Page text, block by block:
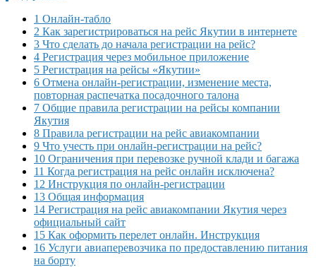
1 Онлайн-табло
2 Как зарегистрироваться на рейс Якутии в интернете
3 Что сделать до начала регистрации на рейс?
4 Регистрация через мобильное приложение
5 Регистрация на рейсы «Якутии»
6 Отмена онлайн-регистрации, изменение места,
повторная распечатка посадочного талона
7 Общие правила регистрации на рейсы компании
Якутия
8 Правила регистрации на рейс авиакомпании
9 Что учесть при онлайн-регистрации на рейс?
10 Ограничения при перевозке ручной клади и багажа
11 Когда регистрация на рейс онлайн исключена?
12 Инструкция по онлайн-регистрации
13 Общая информация
14 Регистрация на рейс авиакомпании Якутия через
официальный сайт
15 Как оформить перелет онлайн. Инструкция
16 Услуги авиаперевозчика по предоставлению питания
на борту